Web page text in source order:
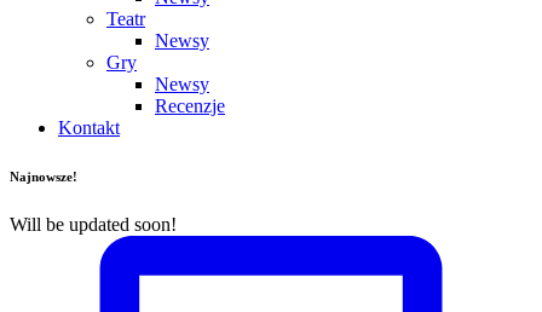
Teatr
Newsy
Gry
Newsy
Recenzje
Kontakt
Najnowsze!
Will be updated soon!